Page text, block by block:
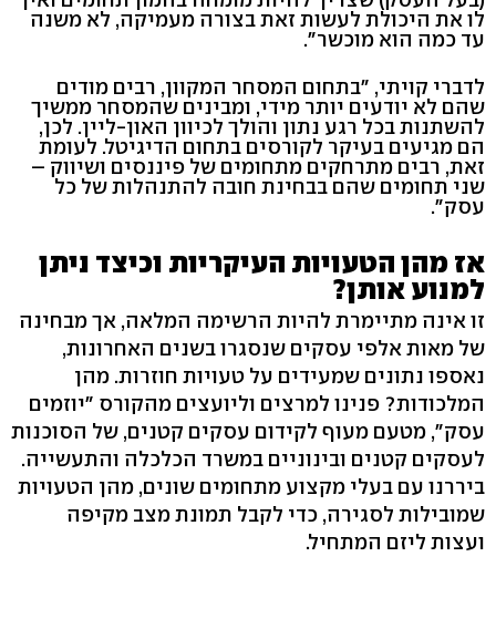
לו את היכולת לעשות זאת בצורה מעמיקה, לא משנה
עד כמה הוא מוכשר".
לדברי קויתי, "בתחום המסחר המקוון, רבים מודים
שהם לא יודעים יותר מידי, ומבינים שהמסחר ממשיך
להשתנות בכל רגע נתון והולך לכיוון האון-ליין. לכן,
הם מגיעים בעיקר לקורסים בתחום הדיגיטל. לעומת
זאת, רבים מתרחקים מתחומים של פיננסים ושיווק –
שני תחומים שהם בבחינת חובה להתנהלות של כל
עסק".
אז מהן הטעויות העיקריות וכיצד ניתן
למנוע אותן?
זו אינה מתיימרת להיות הרשימה המלאה, אך מבחינה
של מאות אלפי עסקים שנסגרו בשנים האחרונות,
נאספו נתונים שמעידים על טעויות חוזרות. מהן
המלכודות? פנינו למרצים וליועצים מהקורס "יוזמים
עסק", מטעם מעוף לקידום עסקים קטנים, של הסוכנות
לעסקים קטנים ובינוניים במשרד הכלכלה והתעשייה.
ביררנו עם בעלי מקצוע מתחומים שונים, מהן הטעויות
שמובילות לסגירה, כדי לקבל תמונת מצב מקיפה
ועצות ליזם המתחיל.